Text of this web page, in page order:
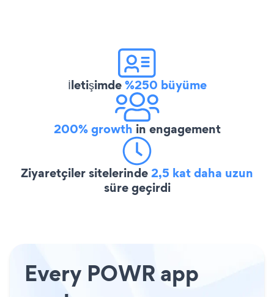
İletişimde%250 büyüme
200% growth in engagement
Ziyaretçiler sitelerinde2,5 kat daha uzun
süre geçirdi
Every POWR app